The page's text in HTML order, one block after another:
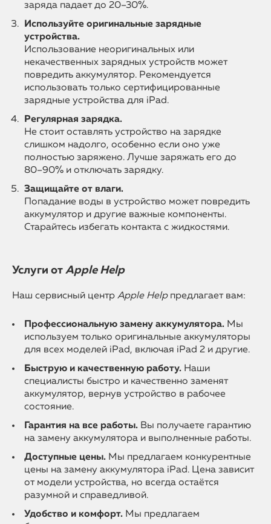
заряда падает до 20–30%.
Используйте оригинальные зарядные
устройства.
Использование неоригинальных или
некачественных зарядных устройств может
повредить аккумулятор. Рекомендуется
использовать только сертифицированные
зарядные устройства для iPad.
Регулярная зарядка.
Не стоит оставлять устройство на зарядке
слишком надолго, особенно если оно уже
полностью заряжено. Лучше заряжать его до
80–90% и отключать зарядку.
Защищайте от влаги.
Попадание воды в устройство может повредить
аккумулятор и другие важные компоненты.
Старайтесь избегать контакта с жидкостями.
Услуги от Apple Help
Наш сервисный центр Apple Helpпредлагает вам:
Профессиональную замену аккумулятора. Мы
используем только оригинальные аккумуляторы
для всех моделей iPad, включая iPad 2 и другие.
Быструю и качественную работу. Наши
специалисты быстро и качественно заменят
аккумулятор, вернув устройство в рабочее
состояние.
Гарантия на все работы. Вы получаете гарантию
на замену аккумулятора и выполненные работы.
Доступные цены. Мы предлагаем конкурентные
цены на замену аккумулятора iPad. Цена зависит
от модели устройства, но всегда остаётся
разумной и справедливой.
Удобство и комфорт. Мы предлагаем